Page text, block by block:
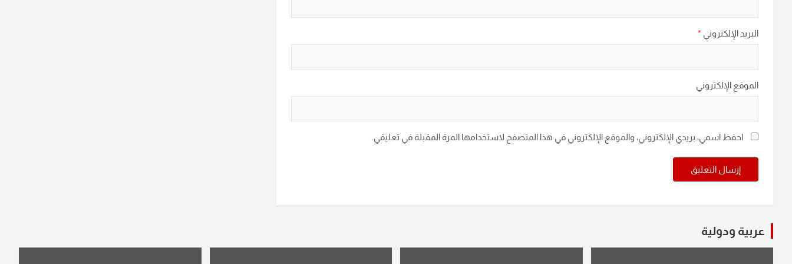
البريد الإلكتروني *
الموقع الإلكتروني
احفظ اسمي، بريدي الإلكتروني، والموقع الإلكتروني في هذا المتصفح لاستخدامها المرة المقبلة في تعليقي.
عربية ودولية